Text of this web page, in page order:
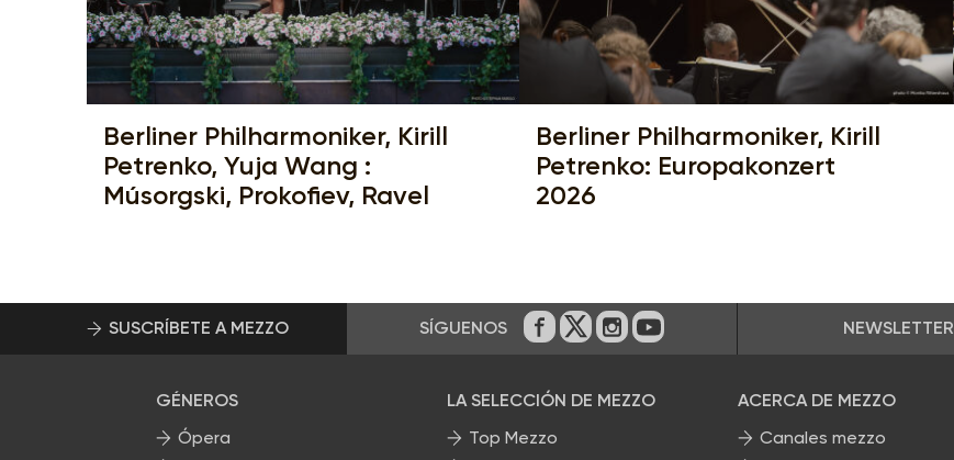
Berliner Philharmoniker, Kirill
Petrenko, Yuja Wang :
Músorgski, Prokofiev, Ravel
Berliner Philharmoniker, Kirill
Petrenko: Europakonzert
2026
SUSCRÍBETE A MEZZO SÍGUENOS En Facebook
En Twitter
En Instagram
En Youtube NEWSLETTER
GÉNEROS
Ópera
LA SELECCIÓN DE MEZZO
Top Mezzo
ACERCA DE MEZZO
Canales mezzo